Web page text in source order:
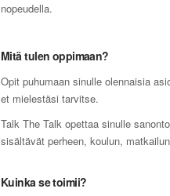
nopeudella.
Mitä tulen oppimaan?
Opit puhumaan sinulle olennaisia
et mielestäsi tarvitse.
Talk The Talk opettaa sinulle
sisältävät perheen, koulun,
Kuinka se toimii?